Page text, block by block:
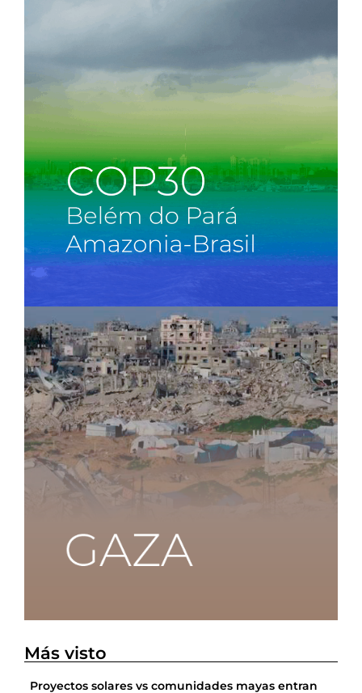
Más visto
Proyectos solares vs comunidades mayas entran